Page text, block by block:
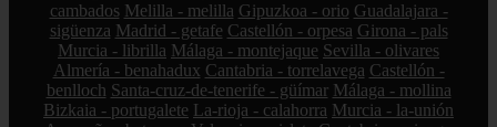
cambados Melilla - melilla Gipuzkoa - orio Guadalajara -
sigüenza Madrid - getafe Castellón - orpesa Girona - pals
Murcia - librilla Málaga - montejaque Sevilla - olivares
Almería - benahadux Cantabria - torrelavega Castellón -
benlloch Santa-cruz-de-tenerife - güímar Málaga - mollina
Bizkaia - portugalete La-rioja - calahorra Murcia - la-unión